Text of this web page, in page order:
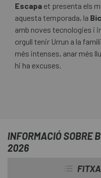
Escapa et presenta els
aquesta temporada, la
amb noves tecnologies i
orgull tenir Urrun a la
més intenses, anar més
hi ha excuses.
INFORMACIÓ SOBRE
2026